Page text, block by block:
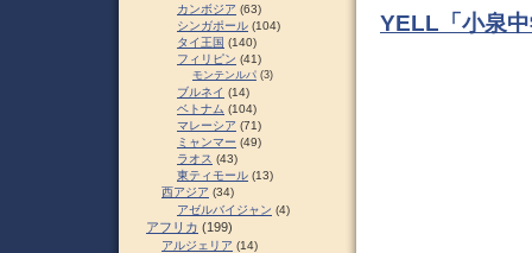
YELL「小泉
カンボジア (63)
シンガポール (104)
タイ王国 (140)
フィリピン (41)
モンテンルパ (3)
ブルネイ (14)
ベトナム (104)
マレーシア (71)
ミャンマー (49)
ラオス (43)
東ティモール (13)
西アジア (34)
アゼルバイジャン (4)
アフリカ (199)
アルジェリア (14)